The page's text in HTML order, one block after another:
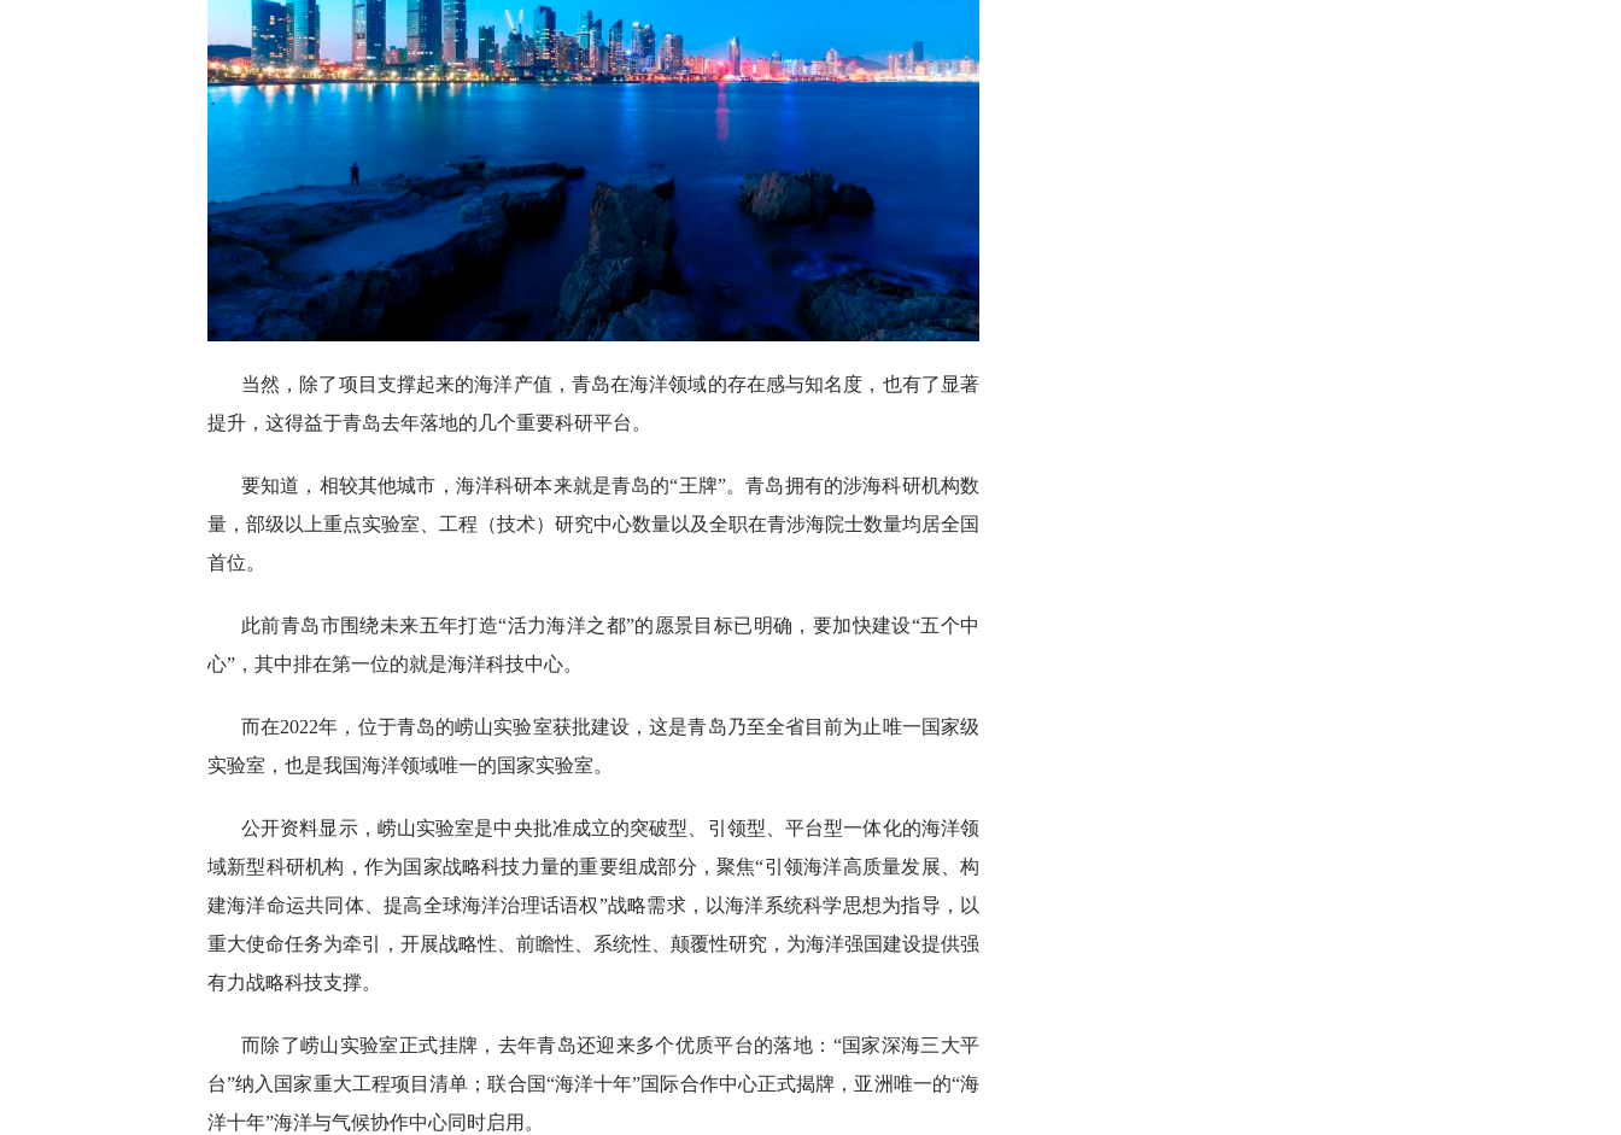
当然，除了项目支撑起来的海洋产值，青岛在海洋领域的存在感与知名度，也有了显著
提升，这得益于青岛去年落地的几个重要科研平台。
要知道，相较其他城市，海洋科研本来就是青岛的“王牌”。青岛拥有的涉海科研机构数
量，部级以上重点实验室、工程（技术）研究中心数量以及全职在青涉海院士数量均居全国
首位。
此前青岛市围绕未来五年打造“活力海洋之都”的愿景目标已明确，要加快建设“五个中
心”，其中排在第一位的就是海洋科技中心。
而在2022年，位于青岛的崂山实验室获批建设，这是青岛乃至全省目前为止唯一国家级
实验室，也是我国海洋领域唯一的国家实验室。
公开资料显示，崂山实验室是中央批准成立的突破型、引领型、平台型一体化的海洋领
域新型科研机构，作为国家战略科技力量的重要组成部分，聚焦“引领海洋高质量发展、构
建海洋命运共同体、提高全球海洋治理话语权”战略需求，以海洋系统科学思想为指导，以
重大使命任务为牵引，开展战略性、前瞻性、系统性、颠覆性研究，为海洋强国建设提供强
有力战略科技支撑。
而除了崂山实验室正式挂牌，去年青岛还迎来多个优质平台的落地：“国家深海三大平
台”纳入国家重大工程项目清单；联合国“海洋十年”国际合作中心正式揭牌，亚洲唯一的“海
洋十年”海洋与气候协作中心同时启用。